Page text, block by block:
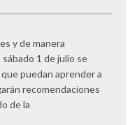
y de manera
1 de julio se
puedan aprender a
recomendaciones
de la